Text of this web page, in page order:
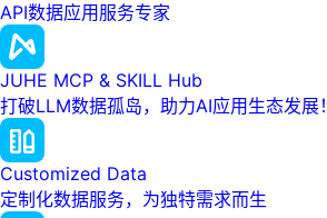
API数据应用服务专家
JUHE MCP & SKILL Hub
打破LLM数据孤岛，助力AI应用生态发展！
Customized Data
定制化数据服务，为独特需求而生